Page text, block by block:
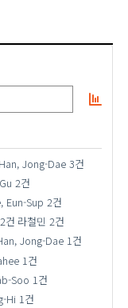
Han, Jong-Dae 3건
2건
Eun-Sup 2건
2건 라철민 2건
Jong-Dae 1건
1건
Soo 1건
Hi 1건
Song)